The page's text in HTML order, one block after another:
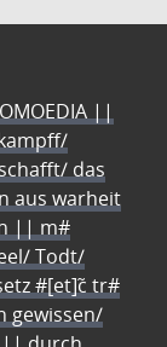
||
das
aus warheit
|| m#
Todt/
#[et]c̃ tr#
gewissen/